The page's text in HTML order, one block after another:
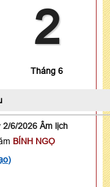
2
Tháng 6
2/6/2026 Âm lịch
BÍNH NGỌ